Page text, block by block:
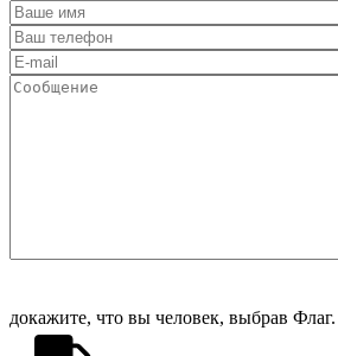
докажите, что вы человек, выбрав Флаг.